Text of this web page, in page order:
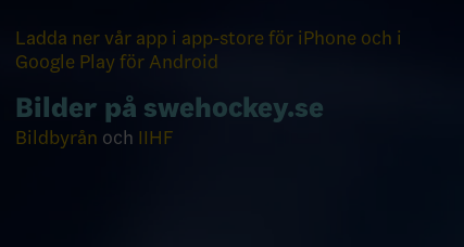
Ladda ner vår app i app-store för iPhone och i
Google Play för Android
Bilder på swehockey.se
Bildbyrån och IIHF